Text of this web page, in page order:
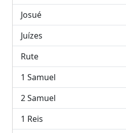
Josué
Juízes
Rute
1 Samuel
2 Samuel
1 Reis